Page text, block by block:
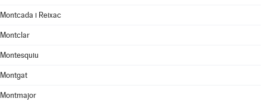
Montcada i Reixac
Montclar
Montesquiu
Montgat
Montmajor